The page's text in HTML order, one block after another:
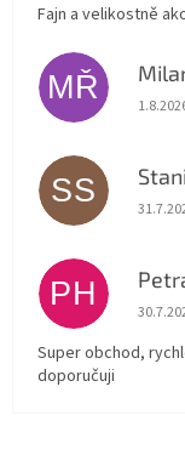
Fajn a velikostně
MŘ
SS
PH
Super obchod,
doporučuji